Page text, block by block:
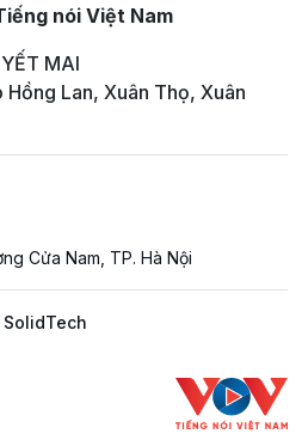
nói Việt Nam
MAI
Lan, Xuân Thọ, Xuân
Cửa Nam, TP. Hà Nội